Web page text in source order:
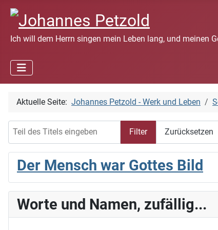
Ich will dem Herrn singen mein Leben lang, und meinen
Aktuelle Seite: Johannes Petzold - Werk und Leben
Filter Zurücksetzen
Der Mensch war Gottes Bild
Worte und Namen, zufällig...